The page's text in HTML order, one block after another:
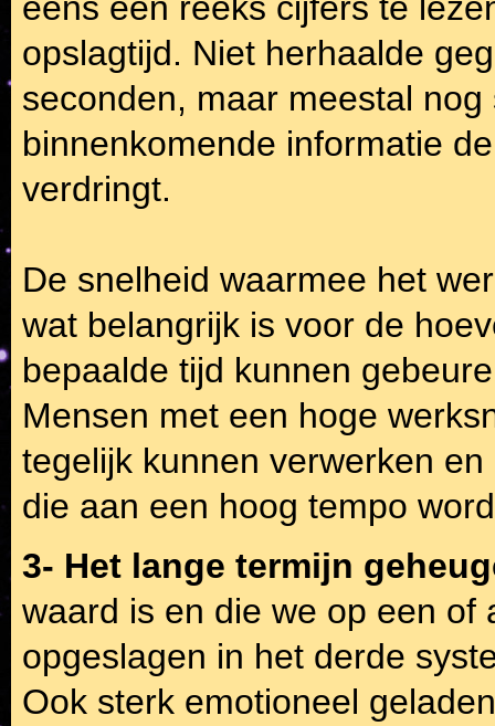
opslagtijd. Niet herhaalde
seconden, maar meestal
binnenkomende informatie
verdringt.
De snelheid waarmee het
wat belangrijk is voor de
bepaalde tijd kunnen
Mensen met een hoge
tegelijk kunnen verwerken
die aan een hoog tempo
3- Het lange termijn
waard is en die we op een of
opgeslagen in het derde
Ook sterk emotioneel